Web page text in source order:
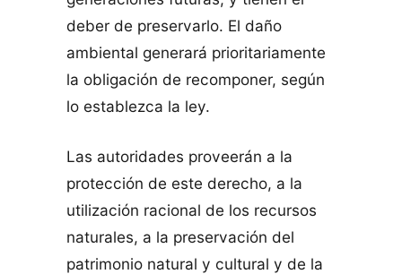
deber de preservarlo. El daño
ambiental generará prioritariamente
la obligación de recomponer, según
lo establezca la ley.
Las autoridades proveerán a la
protección de este derecho, a la
utilización racional de los recursos
naturales, a la preservación del
patrimonio natural y cultural y de la